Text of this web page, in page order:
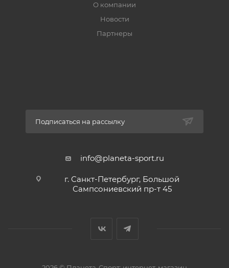
О компании
Новости
Партнеры
Подписаться на рассылку
info@planeta-sport.ru
г. Санкт-Петербург, Большой
Сампсониевский пр-т 45